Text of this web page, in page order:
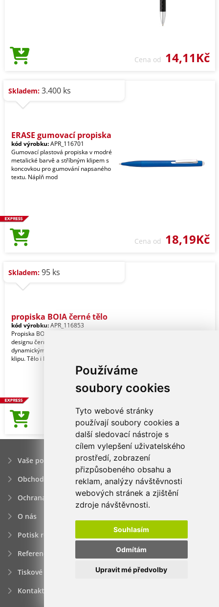
Používáme
soubory cookies
Tyto webové stránky
používají soubory cookies a
další sledovací nástroje s
cílem vylepšení uživatelského
prostředí, zobrazení
přizpůsobeného obsahu a
reklam, analýzy návštěvnosti
webových stránek a zjištění
zdroje návštěvnosti.
Souhlasím
Odmítám
Upravit mé předvolby
Cena od 14,11Kč
Skladem: 3.400 ks
ERASE gumovací propiska
kód výrobku:APR_116701
Gumovací plastová propiska v modré
metalické barvě a stříbným klipem s
koncovkou pro gumování napsaného
textu. Náplň mod
Cena od 18,19Kč
Skladem: 95 ks
propiska BOIA černé tělo
kód výrobku:APR_116853
Propiska BOIA v minimalistickém
designu černého oválného těla s
dynamickým tvarem bílého masivního
klipu. Tělo i klip na
Cena od11,43Kč
Vaše poptávka
Obchodní podmínky
Ochrana osobních údajú
O nás
Potisk reklamních předmětů
Reference
Tiskové zprávy
Kontakt